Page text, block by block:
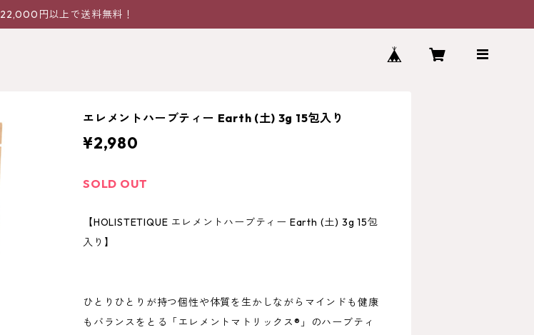
22,000円以上で送料無料！
エレメントハーブティー Earth (土) 3g 15包入り
¥2,980
SOLD OUT
【HOLISTETIQUE エレメントハーブティー Earth (土) 3g 15包
入り】
ひとりひとりが持つ個性や体質を生かしながらマインドも健康
もバランスをとる「エレメントマトリックス®」のハーブティ